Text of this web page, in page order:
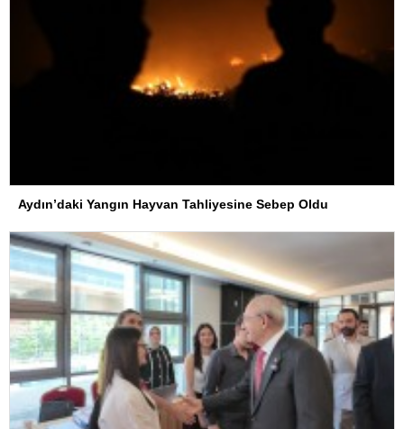
Aydın’daki Yangın Hayvan Tahliyesine Sebep Oldu